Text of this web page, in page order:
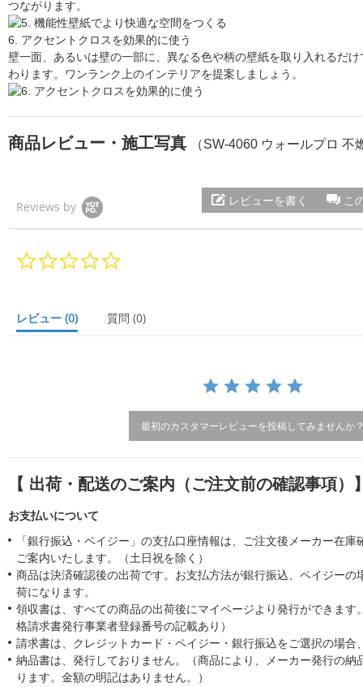
つながります。
6. アクセントクロスを効果的に使う
壁一面、あるいは壁の一部に、異なる色や柄の壁紙を取り入れるだ
わります。ワンランク上のインテリアを提案しましょう。
商品レビュー・施工写真 （SW-4060 ウォールプロ
Reviews by こ
レビューを書く
a
r
レビュー (0) 質問 (0)
最初のカスタマーレビューを投稿してみませんか
【 出荷・配送のご案内（ご注文前の確認事項）
お支払いについて
「銀行振込・ペイジー」の支払口座情報は、ご注文後メーカー在
ご案内いたします。（土日祝を除く）
商品は決済確認後の出荷です。お支払方法が銀行振込、ペイジーの
荷になります。
領収書は、すべての商品の出荷後にマイページより発行ができます
格請求書発行事業者登録番号の記載あり）
請求書は、クレジットカード・ペイジー・銀行振込をご選択の場合
納品書は、発行しておりません。（商品により、メーカー発行の納
ります。金額の明記はありません。）